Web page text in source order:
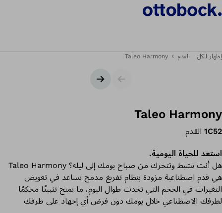
إظهار الكل القدم Taleo Harmony
شريط التمريرالشريحة التالية
Taleo Harmony
1C52 القدم
استعد للحياة اليومية.
هل أنت نشيط وتتحرك من صباح يومك إلى ليله؟ Taleo Harmony
هي قدم اصطناعية مزودة بنظام تفريغ مدمج يساعد في تعويض
التغيرات في الحجم التي تحدث طوال اليوم، ما يمنح تثبيتًا محكمًا
لطرفك الاصطناعي خلال يومك دون فرض أي إجهاد على طرفك